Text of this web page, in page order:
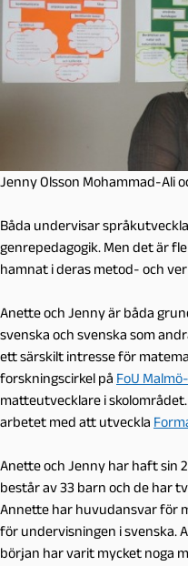
Jenny Olsson Mohammad-Ali
Båda undervisar
genrepedagogik. Men det är
hamnat i deras metod- och
Anette och Jenny är båda
svenska och svenska som
ett särskilt intresse för
forskningscirkel på FoU
matteutvecklare i
arbetet med att utveckla
Anette och Jenny har haft sin
består av 33 barn och de har
Annette har huvudansvar för
för undervisningen i svenska.
början har varit mycket noga